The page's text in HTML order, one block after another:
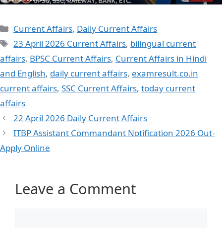
Current Affairs, Daily Current Affairs
23 April 2026 Current Affairs, bilingual current
affairs, BPSC Current Affairs, Current Affairs in Hindi
and English, daily current affairs, examresult.co.in
current affairs, SSC Current Affairs, today current
affairs
22 April 2026 Daily Current Affairs
ITBP Assistant Commandant Notification 2026 Out-
Apply Online
Leave a Comment